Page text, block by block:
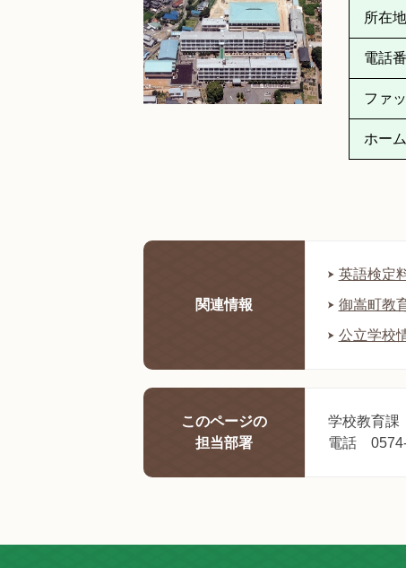
所在地
電話
ファ
ホー
関連情報
英語検定
御嵩町教
公立学校
このページの
担当部署
学校教育課
電話